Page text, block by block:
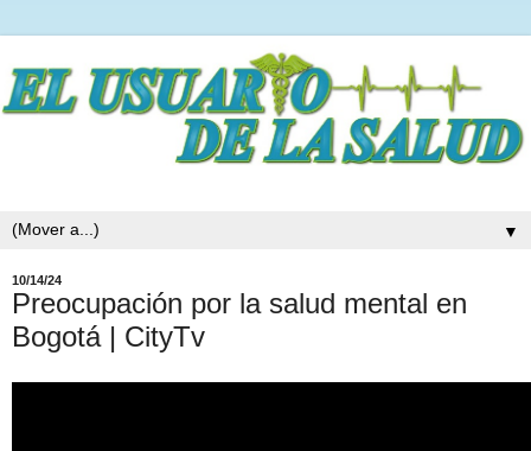
▼
10/14/24
Preocupación por la salud mental en
Bogotá | CityTv